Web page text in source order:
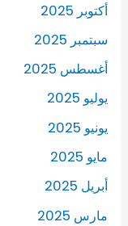
أكتوبر 2025
سبتمبر 2025
أغسطس 2025
يوليو 2025
يونيو 2025
مايو 2025
أبريل 2025
مارس 2025